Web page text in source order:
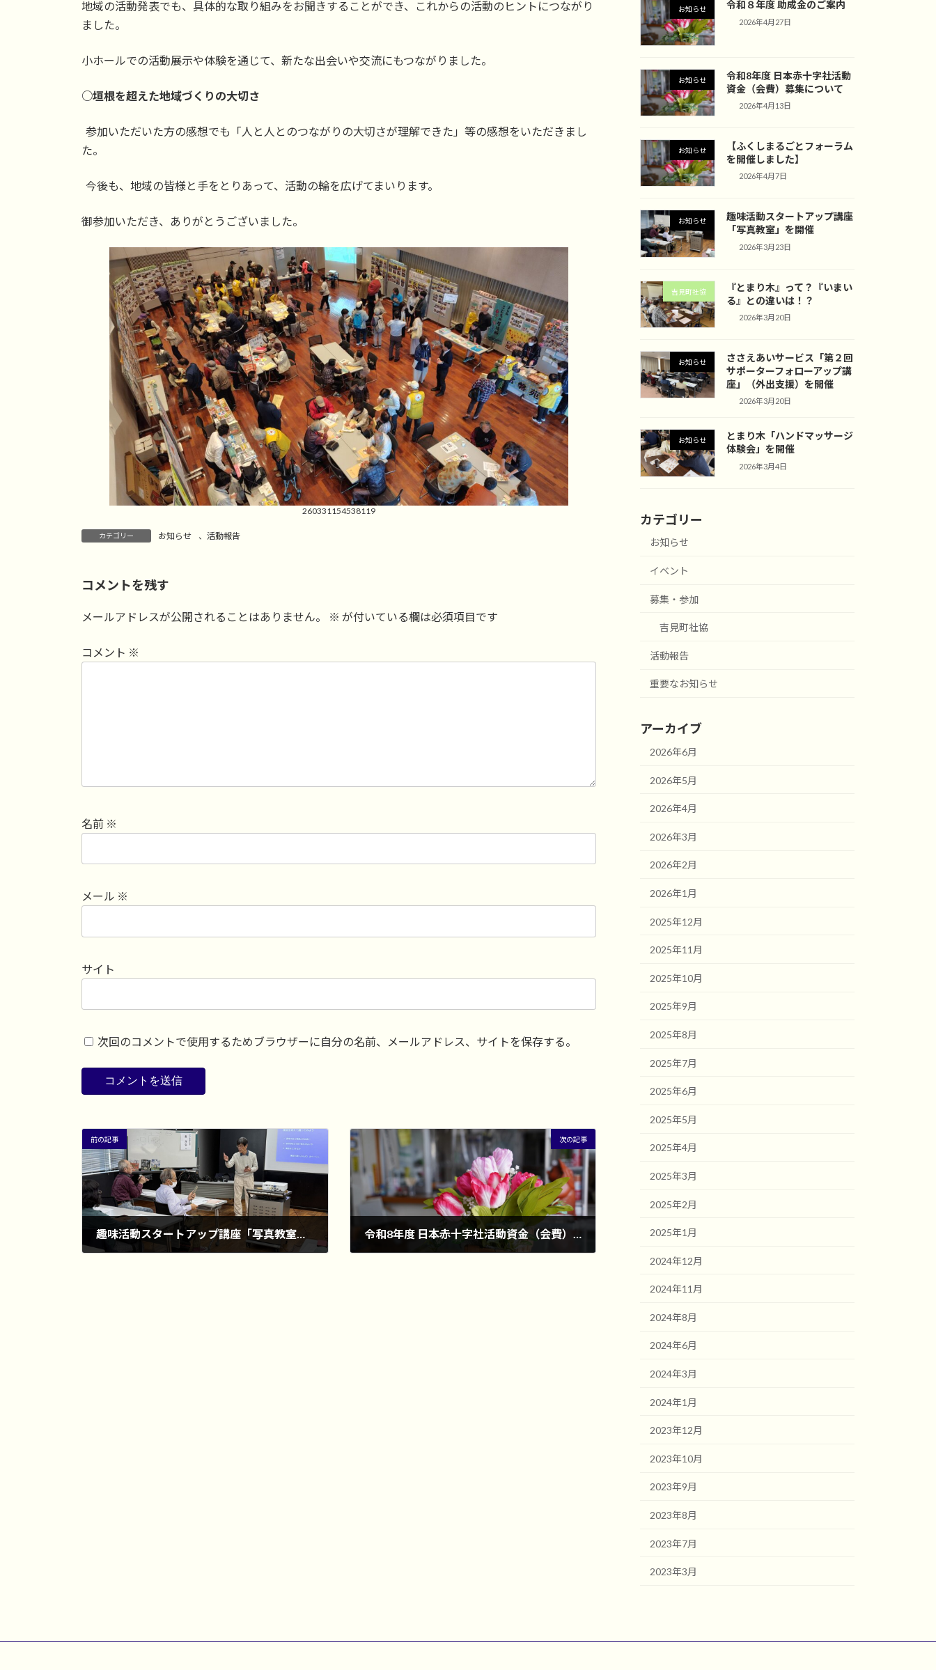
地域の活動発表でも、具体的な取り組みをお聞きすることができ、これからの活動のヒントにつながり
ました。
小ホールでの活動展示や体験を通じて、新たな出会いや交流にもつながりました。
○垣根を超えた地域づくりの大切さ
参加いただいた方の感想でも「人と人とのつながりの大切さが理解できた」等の感想をいただきまし
た。
今後も、地域の皆様と手をとりあって、活動の輪を広げてまいります。
御参加いただき、ありがとうございました。
260331154538119
カテゴリー お知らせ 、 活動報告
コメントを残す
メールアドレスが公開されることはありません。 ※ が付いている欄は必須項目です
コメント ※
名前 ※
メール ※
サイト
次回のコメントで使用するためブラウザーに自分の名前、メールアドレス、サイトを保存する。
前の記事
趣味活動スタートアップ講座「写真教室」を開催
次の記事
令和8年度 日本赤十字社活動資金（会費）募集について
お知らせ 令和８年度 助成金のご案内
2026年4月27日
お知らせ
令和8年度 日本赤十字社活動
資金（会費）募集について
2026年4月13日
お知らせ
【ふくしまるごとフォーラム
を開催しました】
2026年4月7日
お知らせ
趣味活動スタートアップ講座
「写真教室」を開催
2026年3月23日
吉見町社協
『とまり木』って？『いまい
る』との違いは！？
2026年3月20日
お知らせ
ささえあいサービス「第２回
サポーターフォローアップ講
座」（外出支援）を開催
2026年3月20日
お知らせ
とまり木「ハンドマッサージ
体験会」を開催
2026年3月4日
カテゴリー
お知らせ
イベント
募集・参加
吉見町社協
活動報告
重要なお知らせ
アーカイブ
2026年6月
2026年5月
2026年4月
2026年3月
2026年2月
2026年1月
2025年12月
2025年11月
2025年10月
2025年9月
2025年8月
2025年7月
2025年6月
2025年5月
2025年4月
2025年3月
2025年2月
2025年1月
2024年12月
2024年11月
2024年8月
2024年6月
2024年3月
2024年1月
2023年12月
2023年10月
2023年9月
2023年8月
2023年7月
2023年3月